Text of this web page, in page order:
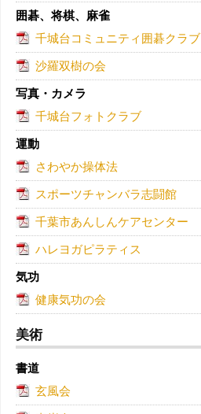
囲碁、将棋、麻雀
千城台コミュニティ囲碁クラブ
沙羅双樹の会
写真・カメラ
千城台フォトクラブ
運動
さわやか操体法
スポーツチャンバラ志闘館
千葉市あんしんケアセンター
ハレヨガピラティス
気功
健康気功の会
美術
書道
玄風会